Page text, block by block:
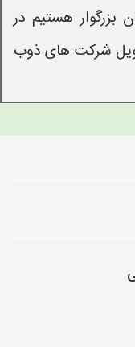
هستیم در
شرکت های ذوب